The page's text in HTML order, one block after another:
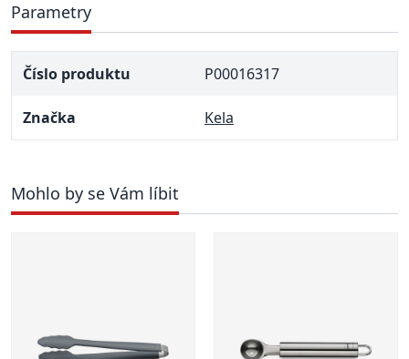
Parametry
Číslo produktu P00016317
Značka Kela
Mohlo by se Vám líbit